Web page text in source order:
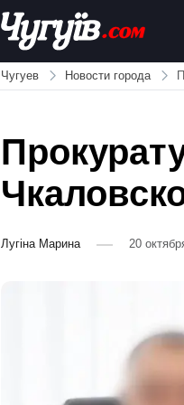
Chuguiv
Чугуев Новости города
Лугіна Марина 20